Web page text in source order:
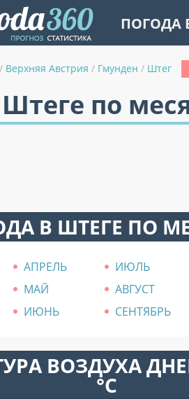
ПОГОДА
/ Верхняя Австрия / Гмунден / Штег
по
В ШТЕГЕ ПО
АПРЕЛЬ
ИЮЛЬ
МАЙ
АВГУСТ
ИЮНЬ СЕНТЯБРЬ
ВОЗДУХА
°C